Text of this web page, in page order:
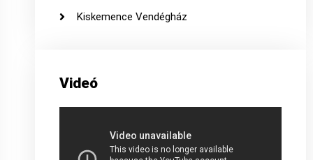
Kiskemence Vendégház
Videó